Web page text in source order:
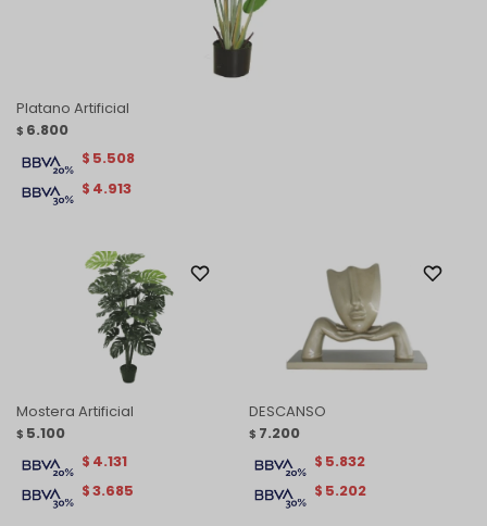
Platano Artificial
$ 6.800
$ 4.913
$ 5.508
Mostera Artificial
$ 5.100
$3.685
$ 4.131
DESCANSO
$ 7.200
$ 5.202
$ 5.832